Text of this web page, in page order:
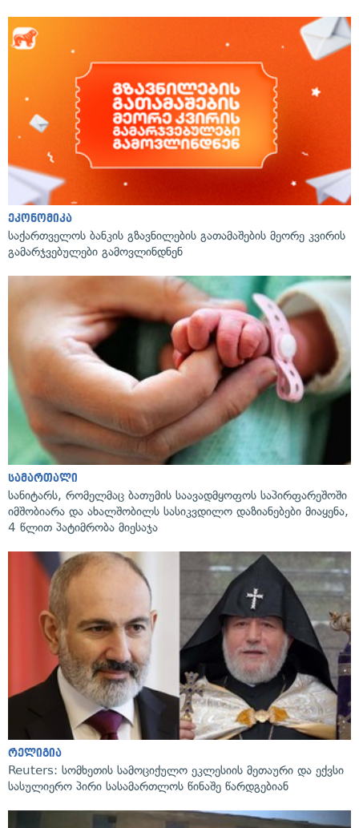
ეკონომიკა
საქართველოს ბანკის გზავნილების გათამაშების მეორე კვირის
გამარჯვებულები გამოვლინდნენ
სამართალი
სანიტარს, რომელმაც ბათუმის საავადმყოფოს საპირფარეშოში
იმშობიარა და ახალშობილს სასიკვდილო დაზიანებები მიაყენა,
4 წლით პატიმრობა მიესაჯა
რელიგია
Reuters: სომხეთის სამოციქულო ეკლესიის მეთაური და ექვსი
სასულიერო პირი სასამართლოს წინაშე წარდგებიან